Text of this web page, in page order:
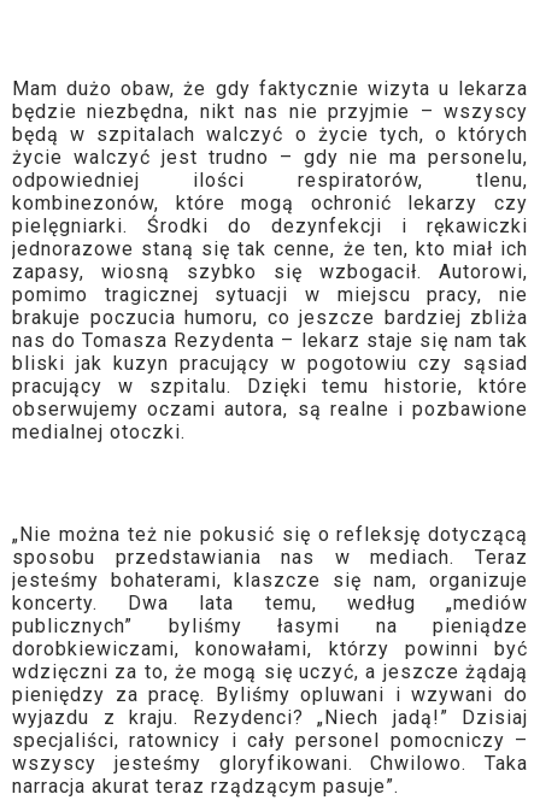
Mam dużo obaw, że gdy faktycznie wizyta u lekarza
będzie niezbędna, nikt nas nie przyjmie – wszyscy
będą w szpitalach walczyć o życie tych, o których
życie walczyć jest trudno – gdy nie ma personelu,
odpowiedniej ilości respiratorów, tlenu,
kombinezonów, które mogą ochronić lekarzy czy
pielęgniarki. Środki do dezynfekcji i rękawiczki
jednorazowe staną się tak cenne, że ten, kto miał ich
zapasy, wiosną szybko się wzbogacił. Autorowi,
pomimo tragicznej sytuacji w miejscu pracy, nie
brakuje poczucia humoru, co jeszcze bardziej zbliża
nas do Tomasza Rezydenta – lekarz staje się nam tak
bliski jak kuzyn pracujący w pogotowiu czy sąsiad
pracujący w szpitalu. Dzięki temu historie, które
obserwujemy oczami autora, są realne i pozbawione
medialnej otoczki.
„Nie można też nie pokusić się o refleksję dotyczącą
sposobu przedstawiania nas w mediach. Teraz
jesteśmy bohaterami, klaszcze się nam, organizuje
koncerty. Dwa lata temu, według „mediów
publicznych” byliśmy łasymi na pieniądze
dorobkiewiczami, konowałami, którzy powinni być
wdzięczni za to, że mogą się uczyć, a jeszcze żądają
pieniędzy za pracę. Byliśmy opluwani i wzywani do
wyjazdu z kraju. Rezydenci? „Niech jadą!” Dzisiaj
specjaliści, ratownicy i cały personel pomocniczy –
wszyscy jesteśmy gloryfikowani. Chwilowo. Taka
narracja akurat teraz rządzącym pasuje”.